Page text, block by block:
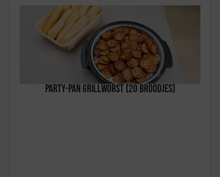
Party-Pan Grillworst (20 broodjes)